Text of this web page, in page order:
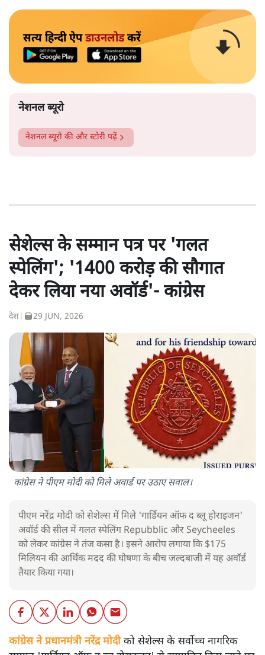
सत्य हिन्दी ऐपडाउनलोडकरें
नेशनल ब्यूरो
नेशनल ब्यूरो की और स्टोरी पढ़ें
सेशेल्स के सम्मान पत्र पर 'गलत
स्पेलिंग'; '1400 करोड़ की सौगात
देकर लिया नया अवॉर्ड'- कांग्रेस
देश 29 JUN, 2026
कांग्रेस ने पीएम मोदी को मिले अवार्ड पर उठाए सवाल।
पीएम नरेंद्र मोदी को सेशेल्स में मिले 'गार्डियन ऑफ द ब्लू होराइजन'
अवॉर्ड की सील में गलत स्पेलिंग Repubblic और Seycheeles
को लेकर कांग्रेस ने तंज कसा है। इसने आरोप लगाया कि $175
मिलियन की आर्थिक मदद की घोषणा के बीच जल्दबाजी में यह अवॉर्ड
तैयार किया गया।
कांग्रेस ने प्रधानमंत्री नरेंद्र मोदीको सेशेल्स के सर्वोच्च नागरिक